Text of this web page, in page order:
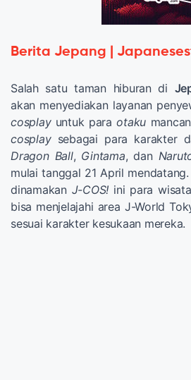
Berita Jepang |
Salah satu taman hiburan di
akan menyediakan layanan
cosplayuntuk paraotaku
cosplaysebagai para karakter
Dragon Ball, Gintama, dan
mulai tanggal 21 April
dinamakan J-COS! ini para
bisa menjelajahi area J-World
sesuai karakter kesukaan mereka.